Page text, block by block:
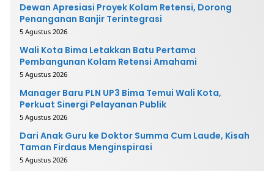
Dewan Apresiasi Proyek Kolam Retensi, Dorong
Penanganan Banjir Terintegrasi
5 Agustus 2026
Wali Kota Bima Letakkan Batu Pertama
Pembangunan Kolam Retensi Amahami
5 Agustus 2026
Manager Baru PLN UP3 Bima Temui Wali Kota,
Perkuat Sinergi Pelayanan Publik
5 Agustus 2026
Dari Anak Guru ke Doktor Summa Cum Laude, Kisah
Taman Firdaus Menginspirasi
5 Agustus 2026